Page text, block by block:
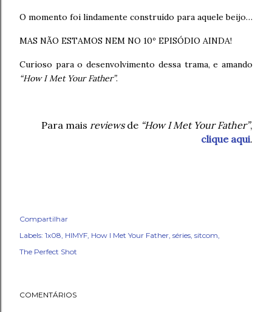
O momento foi lindamente construído para aquele beijo…
MAS NÃO ESTAMOS NEM NO 10º EPISÓDIO AINDA!
Curioso para o desenvolvimento dessa trama, e amando
“How I Met Your Father”.
Para mais reviewsde “How I Met Your Father”,
clique aqui.
Compartilhar
Labels: 1x08 HIMYF How I Met Your Father séries sitcom
The Perfect Shot
COMENTÁRIOS